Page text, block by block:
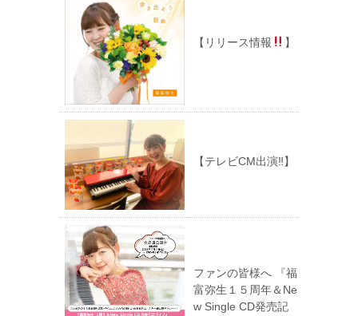
【リリース情報 】
【テレビCM出演‼︎】
ファンの皆様へ 『福
富弥生１５周年＆Ne
w Single CD発売記